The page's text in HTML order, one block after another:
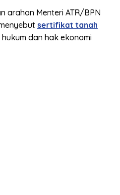
arahan Menteri ATR/BPN
sertifikat tanah
dan hak ekonomi